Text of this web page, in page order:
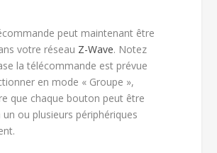
peut maintenant être
votre réseau Z-Wave. Notez
la télécommande est prévue
en mode « Groupe »,
que chaque bouton peut être
un ou plusieurs périphériques